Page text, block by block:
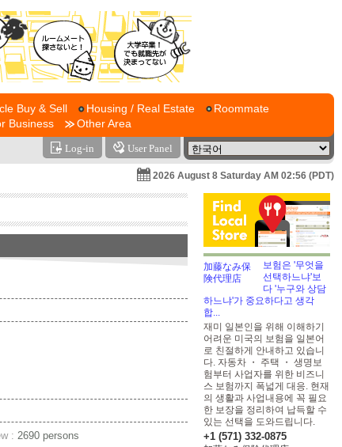
Buy & Sell Housing / Real Estate
Roommate
Business Other Area
Log-in User Panel
2026 August 8 Saturday AM 02:56 (PDT)
: 2690 persons
보험은 '무엇을
선택하느냐'보
다 '누구와 상담
하느냐'가 중요하다고 생각
합...
재미 일본인을 위해 이해하기
어려운 미국의 보험을 일본어
로 친절하게 안내하고 있습니
다. 자동차 ・ 주택 ・ 생명보
험부터 사업자를 위한 비즈니
스 보험까지 폭넓게 대응. 현재
의 생활과 사업내용에 꼭 필요
한 보장을 정리하여 납득할 수
있는 선택을 도와드립니다.
+1 (571) 332-0875